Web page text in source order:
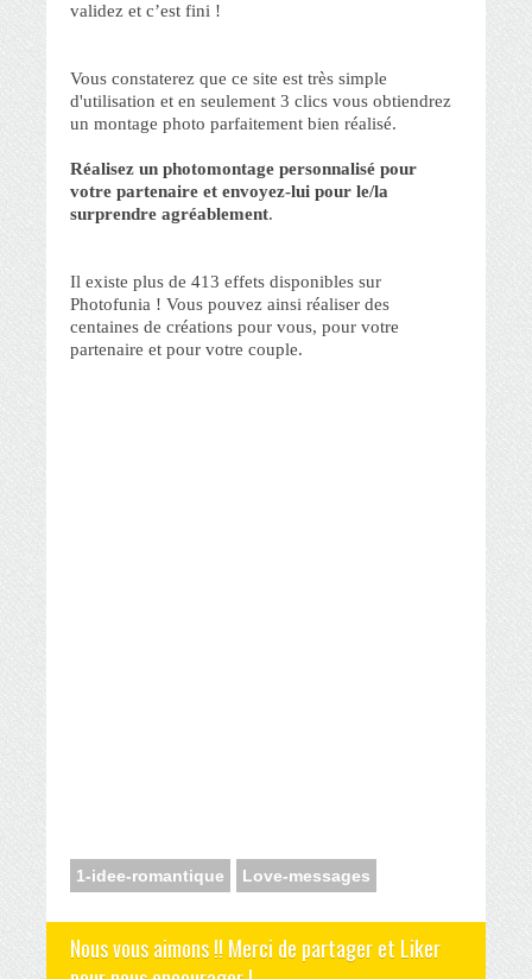
validez et c’est fini !
Vous constaterez que ce site est très simple
d'utilisation et en seulement 3 clics vous obtiendrez
un montage photo parfaitement bien réalisé.
Réalisez un photomontage personnalisé pour
votre partenaire et envoyez-lui pour le/la
surprendre agréablement.
Il existe plus de 413 effets disponibles sur
Photofunia ! Vous pouvez ainsi réaliser des
centaines de créations pour vous, pour votre
partenaire et pour votre couple.
1-idee-romantique Love-messages
Nous vous aimons !! Merci de partager et Liker